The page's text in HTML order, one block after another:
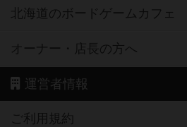
北海道のボードゲームカフェ
オーナー・店長の方へ
運営者情報
ご利用規約